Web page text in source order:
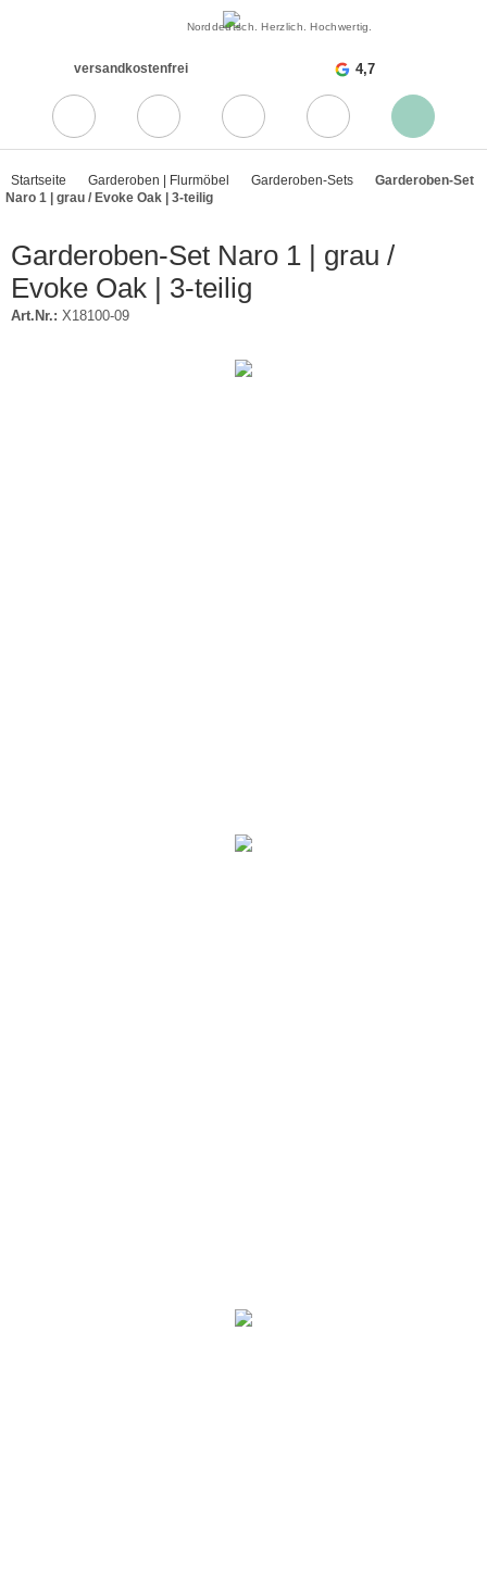
Norddeutsch. Herzlich. Hochwertig.
versandkostenfrei 4,7
Startseite Garderoben | Flurmöbel Garderoben-Sets
Garderoben-Set
Naro 1 | grau / Evoke Oak | 3-teilig
Garderoben-Set Naro 1 | grau /
Evoke Oak | 3-teilig
Art.Nr.: X18100-09